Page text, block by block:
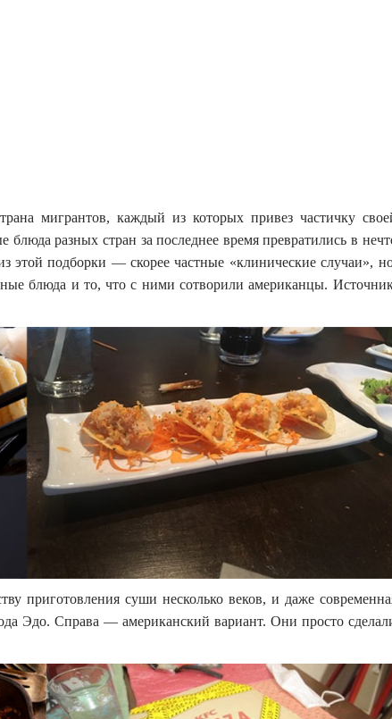
мигрантов, каждый из которых привез частичку
разных стран за последнее время превратились в
этой подборки — скорее частные «клинические случаи»,
блюда и то, что с ними сотворили американцы.
суши несколько веков, и даже
Эдо. Справа — американский вариант. Они просто